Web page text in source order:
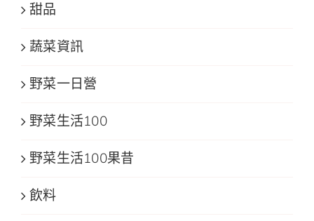
甜品
蔬菜資訊
野菜一日營
野菜生活100
野菜生活100果昔
飲料